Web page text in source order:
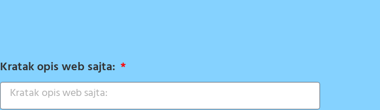
Kratak opis web sajta: